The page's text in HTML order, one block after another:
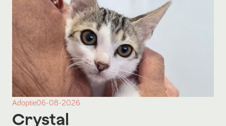
Adoptie06-08-2026
Crystal